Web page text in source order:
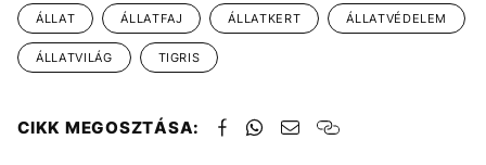
ÁLLAT ÁLLATFAJ ÁLLATKERT ÁLLATVÉDELEM
ÁLLATVILÁG TIGRIS
CIKK MEGOSZTÁSA: